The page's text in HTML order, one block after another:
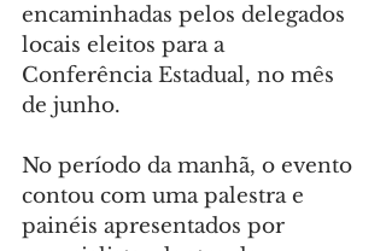
encaminhadas pelos delegados
locais eleitos para a
Conferência Estadual, no mês
de junho.
No período da manhã, o evento
contou com uma palestra e
painéis apresentados por